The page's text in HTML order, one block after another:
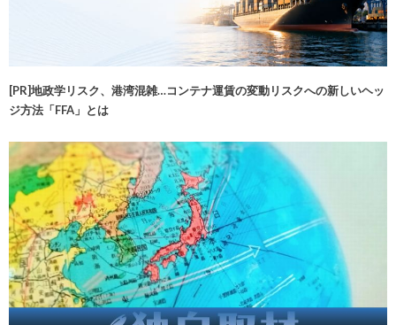
[PR]地政学リスク、港湾混雑…コンテナ運賃の変動リスクへの新しいヘッ
ジ方法「FFA」とは